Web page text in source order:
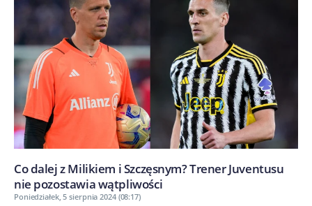
Co dalej z Milikiem i Szczęsnym? Trener Juventusu
nie pozostawia wątpliwości
Poniedziałek, 5 sierpnia 2024 (08:17)